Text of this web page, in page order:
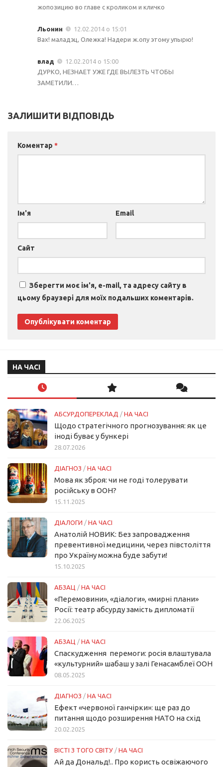
жопозицию во главе с кроликом и кличко
Льонин
12.02.2014 о 15:01
Вах! маладэц, Олежка! Надери ж.опу этому упырю!
влад
12.02.2014 о 15:00
ДУРКО, НЕЗНАЕТ УЖЕ ГДЕ ВЫЛЕЗТЬ ЧТОБЫ
ЗАМЕТИЛИ…
ЗАЛИШИТИ ВІДПОВІДЬ
Коментар *
Ім'я Email
Сайт
Зберегти моє ім'я, e-mail, та адресу сайту в
цьому браузері для моїх подальших коментарів.
НА ЧАСІ
АБСУРДОПЕРЕКЛАД / НА ЧАСІ
Щодо стратегічного прогнозування: як це
іноді буває у бункері
28.07.2026
ДІАГНОЗ / НА ЧАСІ
Мова як зброя: чи не годі толерувати
російську в ООН?
15.11.2025
ДІАЛОГИ / НА ЧАСІ
Анатолій НОВИК: Без запровадження
превентивної медицини, через півстоліття
про Україну можна буде забути!
15.10.2025
АБЗАЦ / НА ЧАСІ
«Перемовини», «діалоги», «мирні плани»
Росії: театр абсурду замість дипломатії
22.06.2025
АБЗАЦ / НА ЧАСІ
Спаскудження перемоги: росія влаштувала
«культурний» шабаш у залі Генасамблеї ООН
08.05.2025
ДІАГНОЗ / НА ЧАСІ
Ефект «червоної ганчірки»: ще раз до
питання щодо розширення НАТО на схід
20.02.2025
ВІСТІ З ТОГО СВІТУ / НА ЧАСІ
Ай да Дональд!.. Про користь освіжаючого